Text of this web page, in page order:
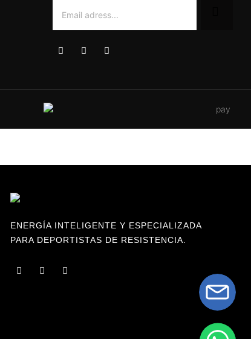
ENERGÍA INTELIGENTE Y ESPECIALIZADA
PARA DEPORTISTAS DE RESISTENCIA.